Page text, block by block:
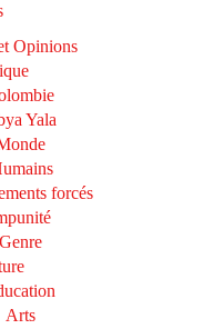
Opinions
Yala
forcés
Genre
Arts